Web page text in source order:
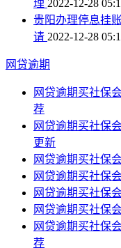
理 2022-12-28
贵阳办理停息挂
请 2022-12-28
网贷逾期
网贷逾期买社保
荐
网贷逾期买社保
更新
网贷逾期买社保
网贷逾期买社保
网贷逾期买社保
网贷逾期买社保
网贷逾期买社保
荐